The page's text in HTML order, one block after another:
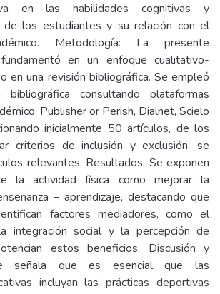
en las habilidades cognitivas y
de los estudiantes y su relación con el
Metodología: La presente
en un enfoque cualitativo-
en una revisión bibliográfica. Se empleó
bibliográfica consultando plataformas
Publisher or Perish, Dialnet, Scielo
inicialmente 50 artículos, de los
criterios de inclusión y exclusión, se
relevantes. Resultados: Se exponen
la actividad física como mejorar la
– aprendizaje, destacando que
factores mediadores, como el
integración social y la percepción de
estos beneficios. Discusión y
señala que es esencial que las
incluyan las prácticas deportivas